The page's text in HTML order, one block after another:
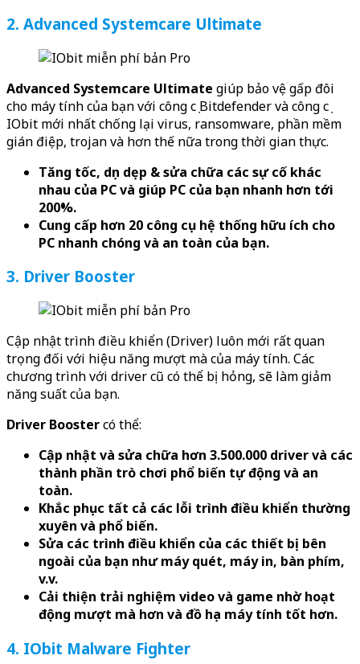
2. Advanced Systemcare Ultimate
Advanced Systemcare Ultimate giúp bảo vệ gấp đôi
cho máy tính của bạn với công cụ Bitdefender và công cụ
IObit mới nhất chống lại virus, ransomware, phần mềm
gián điệp, trojan và hơn thế nữa trong thời gian thực.
Tăng tốc, dọn dẹp & sửa chữa các sự cố khác
nhau của PC và giúp PC của bạn nhanh hơn tới
200%.
Cung cấp hơn 20 công cụ hệ thống hữu ích cho
PC nhanh chóng và an toàn của bạn.
3. Driver Booster
Cập nhật trình điều khiển (Driver) luôn mới rất quan
trọng đối với hiệu năng mượt mà của máy tính. Các
chương trình với driver cũ có thể bị hỏng, sẽ làm giảm
năng suất của bạn.
Driver Boostercó thể:
Cập nhật và sửa chữa hơn 3.500.000 driver và các
thành phần trò chơi phổ biến tự động và an
toàn.
Khắc phục tất cả các lỗi trình điều khiển thường
xuyên và phổ biến.
Sửa các trình điều khiển của các thiết bị bên
ngoài của bạn như máy quét, máy in, bàn phím,
v.v.
Cải thiện trải nghiệm video và game nhờ hoạt
động mượt mà hơn và đồ họa máy tính tốt hơn.
4. IObit Malware Fighter